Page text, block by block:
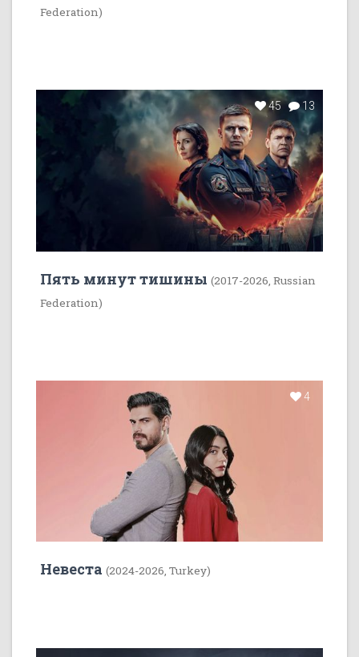
Federation)
45 13
Пять минут тишины (2017-2026, Russian
Federation)
4
Невеста (2024-2026, Turkey)